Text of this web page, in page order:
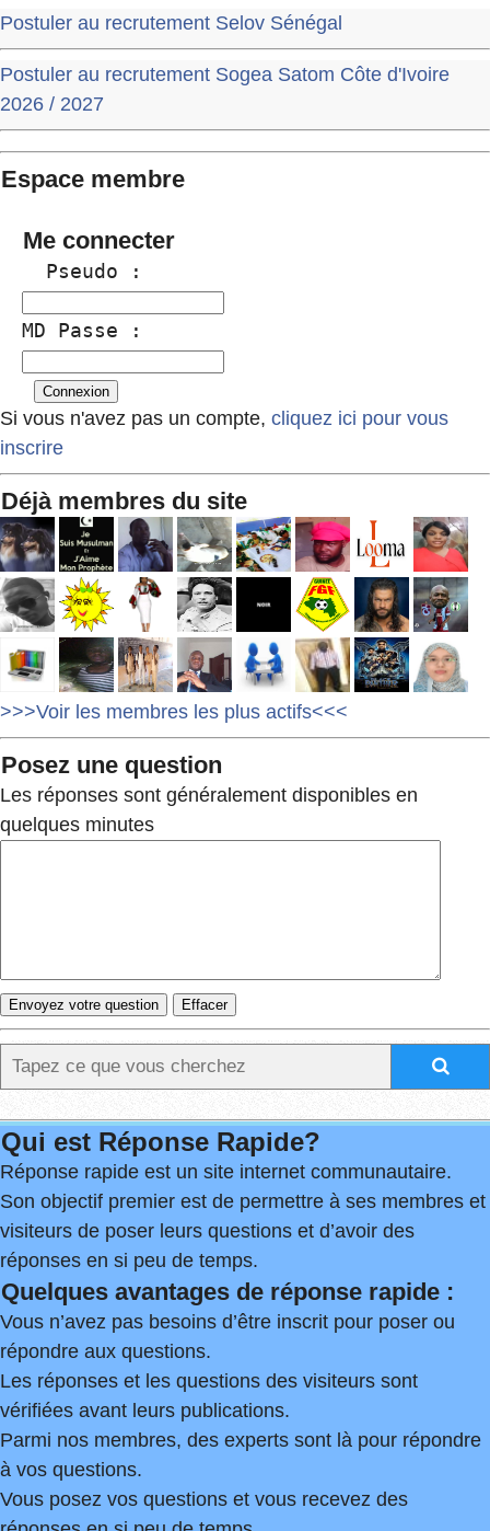
Postuler au recrutement Selov Sénégal
Postuler au recrutement Sogea Satom Côte d'Ivoire
2026 / 2027
Espace membre
Me connecter
  Pseudo :
MD Passe :
Si vous n'avez pas un compte, cliquez ici pour vous
inscrire
Déjà membres du site
>>>Voir les membres les plus actifs<<<
Posez une question
Les réponses sont généralement disponibles en
quelques minutes
Qui est Réponse Rapide?
Réponse rapide est un site internet communautaire.
Son objectif premier est de permettre à ses membres et
visiteurs de poser leurs questions et d’avoir des
réponses en si peu de temps.
Quelques avantages de réponse rapide :
Vous n’avez pas besoins d’être inscrit pour poser ou
répondre aux questions.
Les réponses et les questions des visiteurs sont
vérifiées avant leurs publications.
Parmi nos membres, des experts sont là pour répondre
à vos questions.
Vous posez vos questions et vous recevez des